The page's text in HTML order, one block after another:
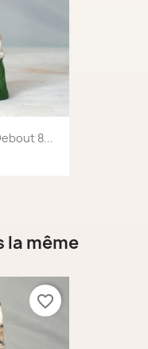
8...
la même
favorite_border